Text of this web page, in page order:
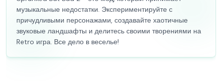
музыкальные недостатки. Экспериментируйте с
причудливыми персонажами, создавайте хаотичные
звуковые ландшафты и делитесь своими творениями на
Retro игра. Все дело в веселье!